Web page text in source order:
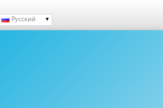
Русский